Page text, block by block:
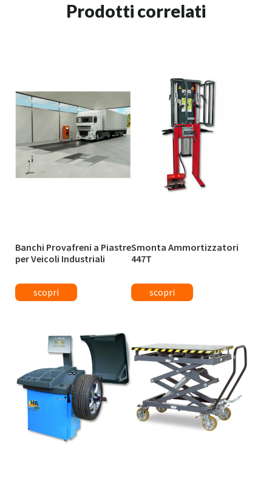
Prodotti correlati
Banchi Provafreni a Piastre
per Veicoli Industriali
Smonta Ammortizzatori
447T